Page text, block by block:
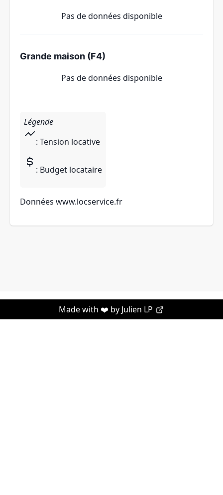
Pas de données disponible
Grande maison (F4)
Pas de données disponible
Légende
: Tension locative
: Budget locataire
Données www.locservice.fr
Made with ❤️ by Julien LP